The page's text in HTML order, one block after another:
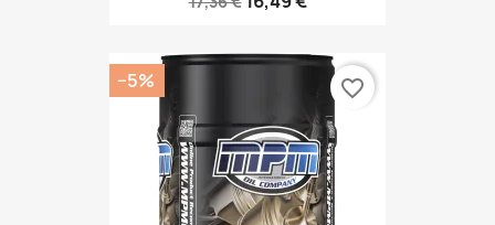
−5% favorite_border